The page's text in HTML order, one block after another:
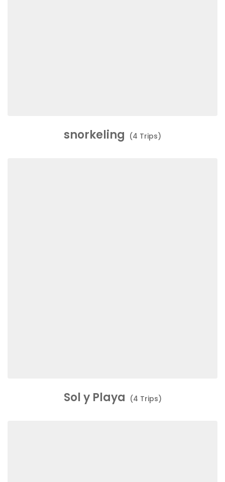
snorkeling (4 Trips)
Sol y Playa (4 Trips)